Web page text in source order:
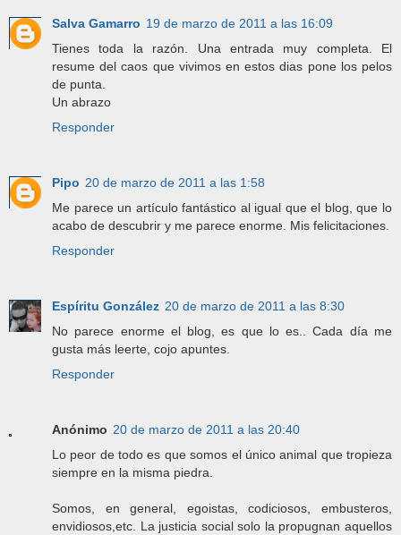
Salva Gamarro 19 de marzo de 2011 a las 16:09
Tienes toda la razón. Una entrada muy completa. El
resume del caos que vivimos en estos dias pone los pelos
de punta.
Un abrazo
Responder
Pipo 20 de marzo de 2011 a las 1:58
Me parece un artículo fantástico al igual que el blog, que lo
acabo de descubrir y me parece enorme. Mis felicitaciones.
Responder
Espíritu González 20 de marzo de 2011 a las 8:30
No parece enorme el blog, es que lo es.. Cada día me
gusta más leerte, cojo apuntes.
Responder
Anónimo 20 de marzo de 2011 a las 20:40
Lo peor de todo es que somos el único animal que tropieza
siempre en la misma piedra.
Somos, en general, egoistas, codiciosos, embusteros,
envidiosos,etc. La justicia social solo la propugnan aquellos